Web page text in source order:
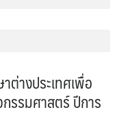
ต่างประเทศเพื่อ
รรมศาสตร์ ปีการ